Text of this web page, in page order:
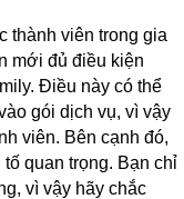
thành viên trong gia
mới đủ điều kiện
Điều này có thể
gói dịch vụ, vì vậy
viên. Bên cạnh đó,
quan trọng. Bạn chỉ
vì vậy hãy chắc